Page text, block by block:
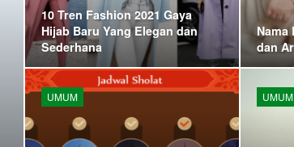
10 Tren Fashion 2021 Gaya
Hijab Baru Yang Elegan dan
Sederhana
Nama
dan
UMUM UMUM